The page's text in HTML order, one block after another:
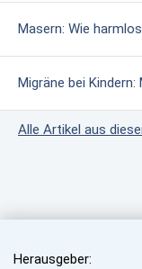
Masern: Wie
Migräne bei
Alle Artikel aus
Herausgeber: